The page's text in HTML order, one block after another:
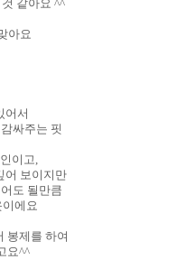
같아요 ^^
아요
어서
싸주는 핏
이고,
어 보이지만
도 될만큼
에요
봉제를 하여
요^^